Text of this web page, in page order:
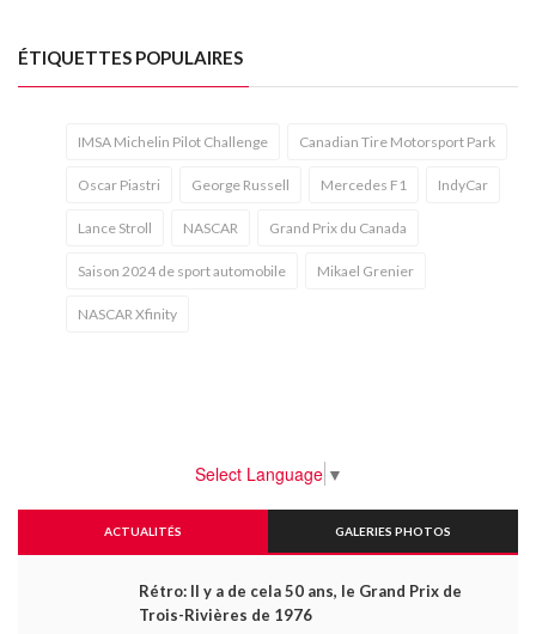
ÉTIQUETTES POPULAIRES
IMSA Michelin Pilot Challenge Canadian Tire Motorsport Park
Oscar Piastri George Russell Mercedes F1 IndyCar
Lance Stroll NASCAR Grand Prix du Canada
Saison 2024 de sport automobile Mikael Grenier
NASCAR Xfinity
Select Language ▼
ACTUALITÉS GALERIES PHOTOS
Rétro: Il y a de cela 50 ans, le Grand Prix de
Trois-Rivières de 1976